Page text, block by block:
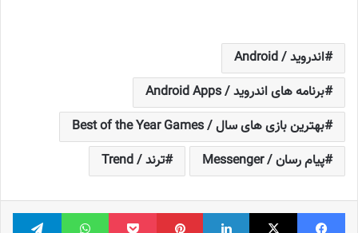
اندروید / Android
برنامه های اندروید / Android Apps
بهترین بازی های سال / Best of the Year Games
پیام رسان / Messenger
ترند / Trend
فیس بوک X لینکدین ‫پین‌ترست پاکت واتس آپ